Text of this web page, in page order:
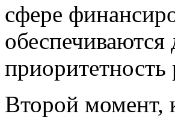
сфере
приоритетность
Второй момент,